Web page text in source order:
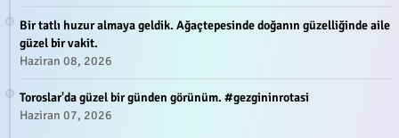
Bir tatlı huzur almaya geldik. Ağaçtepesinde doğanın güzelliğinde aile
güzel bir vakit.
Haziran 08, 2026
Toroslar'da güzel bir günden görünüm. #gezgininrotasi
Haziran 07, 2026